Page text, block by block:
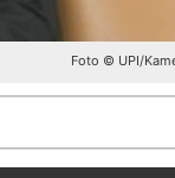
Foto © UPI/